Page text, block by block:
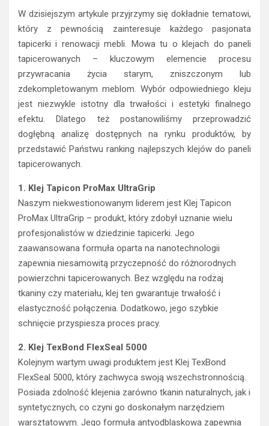
W dzisiejszym artykule przyjrzymy się dokładnie tematowi,
który z pewnością zainteresuje każdego pasjonata
tapicerki i renowacji mebli. Mowa tu o klejach do paneli
tapicerowanych – kluczowym elemencie procesu
przywracania życia starym, zniszczonym lub
zdekompletowanym meblom. Wybór odpowiedniego kleju
jest niezwykle istotny dla trwałości i estetyki finalnego
efektu. Dlatego też postanowiliśmy przeprowadzić
dogłębną analizę dostępnych na rynku produktów, by
przedstawić Państwu ranking najlepszych klejów do paneli
tapicerowanych.
1. Klej Tapicon ProMax UltraGrip
Naszym niekwestionowanym liderem jest Klej Tapicon
ProMax UltraGrip – produkt, który zdobył uznanie wielu
profesjonalistów w dziedzinie tapicerki. Jego
zaawansowana formuła oparta na nanotechnologii
zapewnia niesamowitą przyczepność do różnorodnych
powierzchni tapicerowanych. Bez względu na rodzaj
tkaniny czy materiału, klej ten gwarantuje trwałość i
elastyczność połączenia. Dodatkowo, jego szybkie
schnięcie przyspiesza proces pracy.
2. Klej TexBond FlexSeal 5000
Kolejnym wartym uwagi produktem jest Klej TexBond
FlexSeal 5000, który zachwyca swoją wszechstronnością.
Posiada zdolność klejenia zarówno tkanin naturalnych, jak i
syntetycznych, co czyni go doskonałym narzędziem
warsztatowym. Jego formuła antyodblaskowa zapewnia